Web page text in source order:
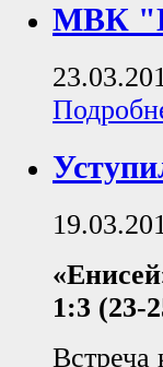
МВК
1:3 (23-
Встреча